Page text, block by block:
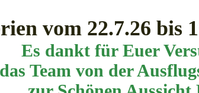
und werden Sie in dieser Zeit mit Köstlichkeiten aus
vom 22.7.26 bis
Es dankt für Euer
das Team von der